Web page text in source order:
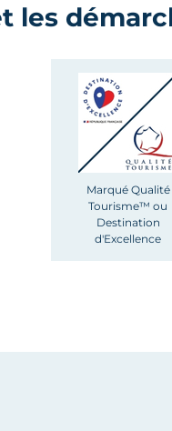
les
Marqué Qualité
Tourisme™ ou
Destination
d'Excellence